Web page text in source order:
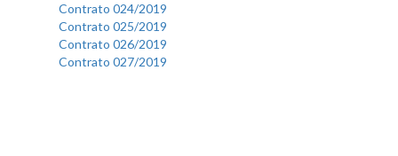
Contrato 024/2019
Contrato 025/2019
Contrato 026/2019
Contrato 027/2019